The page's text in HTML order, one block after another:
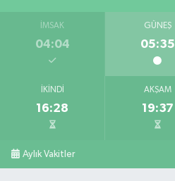
İMSAK
04:04
GÜNEŞ
05:35
İKINDI
16:28
AKŞAM
19:37
Aylık Vakitler